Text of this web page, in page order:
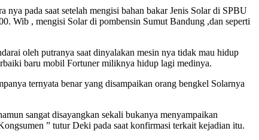
pada saat setelah mengisi bahan bakar Jenis Solar di SPBU
Wib , mengisi Solar di pombensin Sumut Bandung ,dan seperti
oleh putranya saat dinyalakan mesin nya tidak mau hidup
baru mobil Fortuner miliknya hidup lagi medinya.
ternyata benar yang disampaikan orang bengkel Solarnya
sangat disayangkan sekali bukanya menyampaikan
” tutur Deki pada saat konfirmasi terkait kejadian itu.